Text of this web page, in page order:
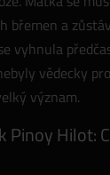
břemen a
vyhnula
vědecky
význam.
Pinoy Hilot: